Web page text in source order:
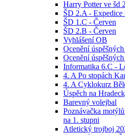
Harry Potter ve šd
ŠD 2.A - Expedice
ŠD 1.C - Červen
ŠD 2.B - Červen
Vyhlášení OB
Ocenění
Ocenění
Informatika 6.C -
4. A Po stopách
4. A Cyklokurz
Úspěch na
Barevný volejbal
Poznávačka
na 1. stupni
Atletický trojboj